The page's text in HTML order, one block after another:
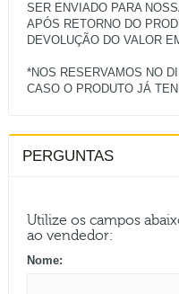
SER ENVIADO PARA
APÓS RETORNO DO
DEVOLUÇÃO DO VALOR
*NOS RESERVAMOS NO
PERGUNTAS
Utilize os campos
ao vendedor:
Nome: